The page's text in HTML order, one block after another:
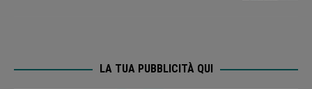
LA TUA PUBBLICITÀ QUI